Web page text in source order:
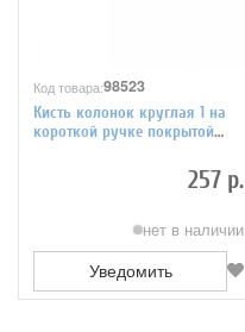
Код товара:98523
Кисть колонок круглая 1 на
короткой ручке покрытой
257 р.
нет в наличии
Уведомить